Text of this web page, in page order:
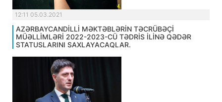
12:11 05.03.2021
AZƏRBAYCANDİLLİ MƏKTƏBLƏRİN TƏCRÜBƏÇİ
MÜƏLLİMLƏRİ 2022-2023-CÜ TƏDRİS İLİNƏ QƏDƏR
STATUSLARINI SAXLAYACAQLAR.